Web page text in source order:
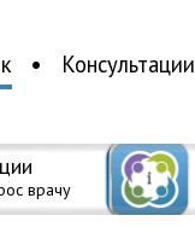
Консультации
врачу